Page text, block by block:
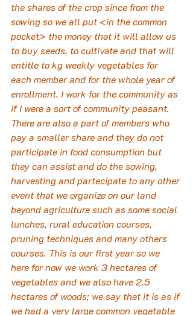
the shares of the crop since from the
sowing so we all put <in the common
pocket> the money that it will allow us
to buy seeds, to cultivate and that will
entitle to kg weekly vegetables for
each member and for the whole year of
enrollment. I work for the community as
if I were a sort of community peasant.
There are also a part of members who
pay a smaller share and they do not
participate in food consumption but
they can assist and do the sowing,
harvesting and partecipate to any other
event that we organize on our land
beyond agriculture such as some social
lunches, rural education courses,
pruning techniques and many others
courses. This is our first year so we
here for now we work 3 hectares of
vegetables and we also have 2.5
hectares of woods; we say that it is as if
we had a very large common vegetable